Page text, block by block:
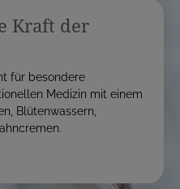
Kraft der
für besondere
Medizin mit einem
Blütenwassern,